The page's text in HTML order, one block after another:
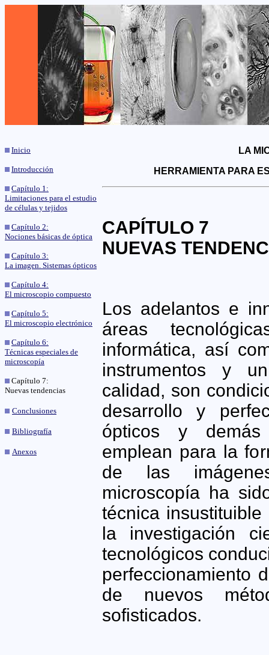
Inicio
Introducción
Capítulo 1:
Limitaciones para el estudio
de células y tejidos
Capítulo 2:
Nociones básicas de óptica
Capítulo 3:
La imagen. Sistemas ópticos
Capítulo 4:
El microscopio compuesto
Capítulo 5:
El microscopio electrónico
Capítulo 6:
Técnicas especiales de
microscopía
Capítulo 7:
Nuevas tendencias
Conclusiones
Bibliografía
Anexos
LA
HERRAMIENTA PARA
CAPÍTULO 7
NUEVAS
Los adelantos e
áreas
informática, así
instrumentos y
calidad, son
desarrollo y
ópticos y
emplean para la
de las
microscopía ha
técnica
la investigación
tecnológicos
perfeccionamiento
de nuevos
sofisticados.